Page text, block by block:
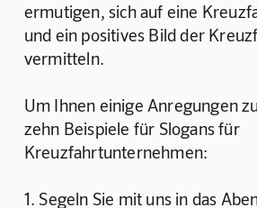
ermutigen, sich auf eine
und ein positives Bild der
vermitteln.
Um Ihnen einige Anregungen
zehn Beispiele für Slogans für
Kreuzfahrtunternehmen:
1. Segeln Sie mit uns in das